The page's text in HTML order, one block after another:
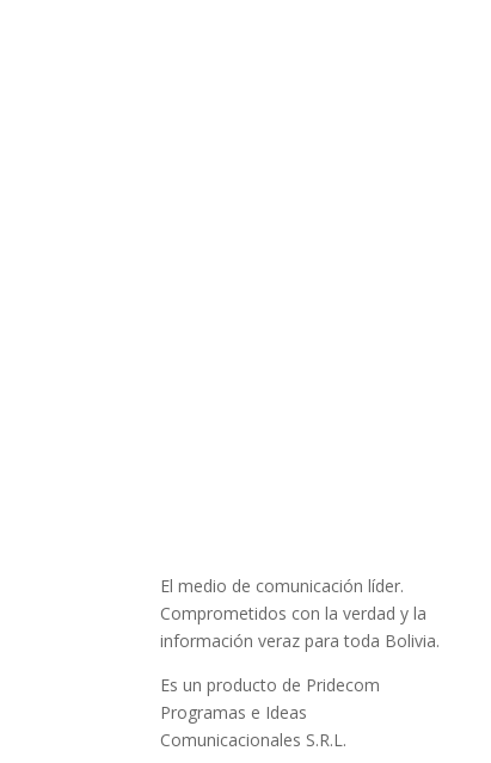
El medio de comunicación líder.
Comprometidos con la verdad y la
información veraz para toda Bolivia.
Es un producto de Pridecom
Programas e Ideas
Comunicacionales S.R.L.